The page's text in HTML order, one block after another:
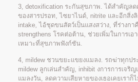
3, detoxification ระกันสุขภาพ. ได้สำคัญล
ของสารปรอท, ไซยาไนด์, nitrite และอีกสิ่ง
intake, ไอ้ชุดขนสัตว์เป็นแสงสว่าง, ที่ร่างกา
strengthens โรคต่อต้าน, ช่วยเพิ่มในการเอ
เหมาะที่สุขภาพฟังก์ชัน.
4, mildew ชวนขยะแขยงแมลง. รถฆ่าทุกปร
mildew ลูกเล่นสำคัญ, inhibit งการการเจริ
แมลงวัน, ลดความเสียหายของเธอเคยเราก็